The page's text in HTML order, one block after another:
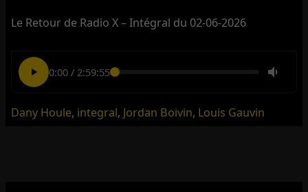
Le Retour de Radio X – Intégral du 02-06-2026
0:00/ 2:59:55
Dany Houle, integral, Jordan Boivin, Louis Gauvin